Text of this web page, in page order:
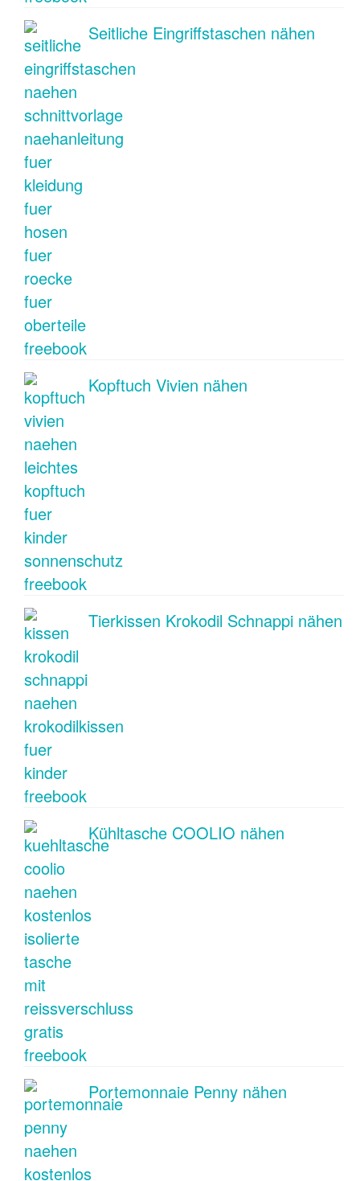
Seitliche Eingriffstaschen nähen
Kopftuch Vivien nähen
Tierkissen Krokodil Schnappi nähen
Kühltasche COOLIO nähen
Portemonnaie Penny nähen